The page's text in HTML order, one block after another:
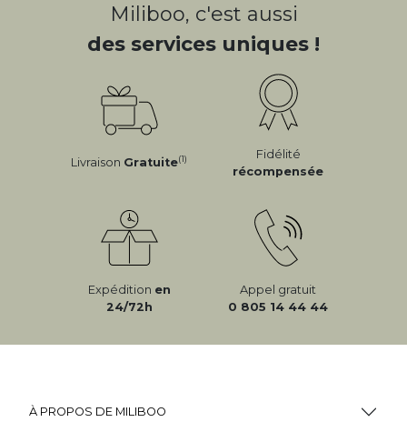
Miliboo, c'est aussi
des services uniques !
Livraison Gratuite(1)
Fidélité
récompensée
Expédition en
24/72h
Appel gratuit
0 805 14 44 44
À PROPOS DE MILIBOO